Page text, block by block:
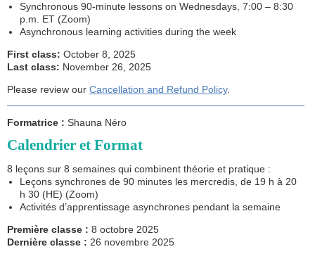
Synchronous 90-minute lessons on Wednesdays, 7:00 – 8:30
p.m. ET (Zoom)
Asynchronous learning activities during the week
First class: October 8, 2025
Last class: November 26, 2025
Please review our Cancellation and Refund Policy.
Formatrice : Shauna Néro
Calendrier et Format
8 leçons sur 8 semaines qui combinent théorie et pratique :
Leçons synchrones de 90 minutes les mercredis, de 19 h à 20
h 30 (HE) (Zoom)
Activités d’apprentissage asynchrones pendant la semaine
Première classe : 8 octobre 2025
Dernière classe : 26 novembre 2025